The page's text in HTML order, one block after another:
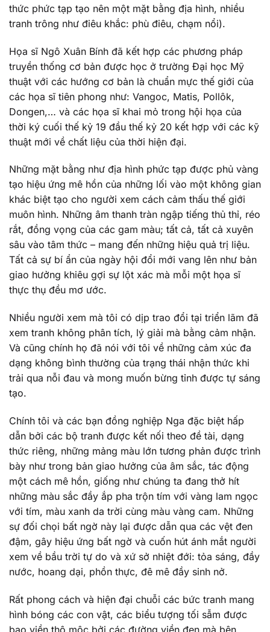
thức phức tạp tạo nên một mặt bằng địa hình, nhiều
tranh trông như điêu khắc: phù điêu, chạm nổi).
Họa sĩ Ngô Xuân Bính đã kết hợp các phương pháp
truyền thống cơ bản được học ở trường Đại học Mỹ
thuật với các hướng cơ bản là chuẩn mực thế giới của
các họa sĩ tiên phong như: Vangoc, Matis, Pollôk,
Dongen,… và các họa sĩ khai mỏ trong hội họa của
thời ký cuối thế kỷ 19 đầu thế kỷ 20 kết hợp với các kỹ
thuật mới về chất liệu của thời hiện đại.
Những mặt bằng như địa hình phức tạp được phủ vàng
tạo hiệu ứng mê hồn của những lối vào một không gian
khác biệt tạo cho người xem cách cảm thấu thế giới
muôn hình. Những âm thanh tràn ngập tiếng thủ thỉ, réo
rắt, đồng vọng của các gam màu; tất cả, tất cả xuyên
sâu vào tâm thức – mang đến những hiệu quả trị liệu.
Tất cả sự bí ẩn của ngày hội đổi mới vang lên như bản
giao hưởng khiêu gợi sự lột xác mà mỗi một họa sĩ
thực thụ đều mơ ước.
Nhiều người xem mà tôi có dịp trao đổi tại triển lãm đã
xem tranh không phân tích, lý giải mà bằng cảm nhận.
Và cũng chính họ đã nói với tôi về những cảm xúc đa
dạng không bình thường của trạng thái nhận thức khi
trải qua nỗi đau và mong muốn bừng tỉnh được tự sáng
tạo.
Chính tôi và các bạn đồng nghiệp Nga đặc biệt hấp
dẫn bởi các bộ tranh được kết nối theo đề tài, dạng
thức riêng, những mảng màu lớn tương phản được trình
bày như trong bản giao hưởng của âm sắc, tác động
một cách mê hồn, giống như chúng ta đang thở hít
những màu sắc đầy ắp pha trộn tím với vàng lam ngọc
với tím, màu xanh da trời cùng màu vàng cam. Những
sự đối chọi bất ngờ này lại được dẫn qua các vệt đen
đậm, gây hiệu ứng bất ngờ và cuốn hút ánh mắt người
xem về bầu trời tự do và xứ sở nhiệt đới: tỏa sáng, đầy
nước, hoang dại, phồn thực, đê mê đầy sinh nở.
Rất phong cách và hiện đại chuỗi các bức tranh mang
hình bóng các con vật, các biểu tượng tối sẫm được
bao viền thô mộc bởi các đường viền đen mà bên